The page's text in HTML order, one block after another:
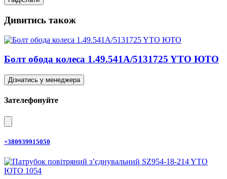
Дивитись також
Болт обода колеса 1.49.541A/5131725 YTO ЮТО
Дізнатись у менеджера
Зателефонуйте
+380939915050